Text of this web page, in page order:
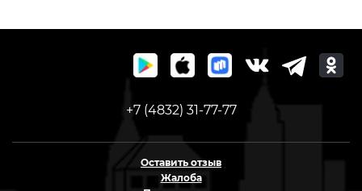
+7 (4832) 31-77-77
Оставить отзыв
Жалоба